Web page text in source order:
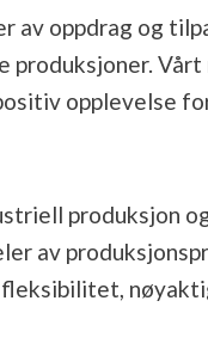
oppdrag og
opplevelse
produksjon
av